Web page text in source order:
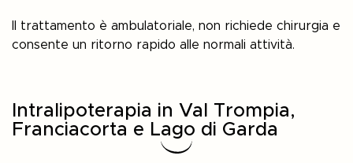
Il trattamento è ambulatoriale, non richiede chirurgia e
consente un ritorno rapido alle normali attività.
Intralipoterapia in Val Trompia,
Franciacorta e Lago di Garda